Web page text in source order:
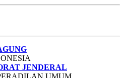
JENDERAL
UMUM